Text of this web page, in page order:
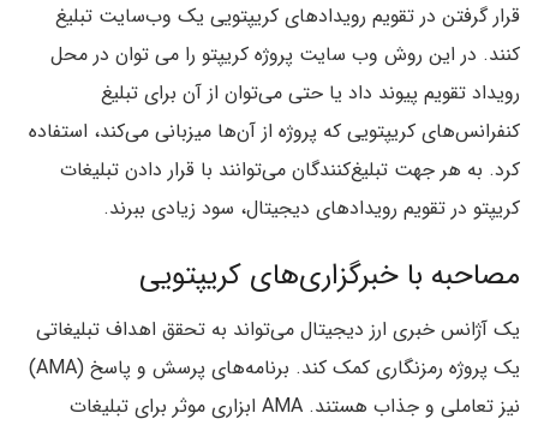
قرار گرفتن در تقویم رویدادهای کریپتویی یک وب‌سایت تبلیغ
کنند. در این روش وب سایت پروژه کریپتو را می توان در محل
رویداد تقویم پیوند داد یا حتی می‌توان از آن برای تبلیغ
کنفرانس‌های کریپتویی که پروژه از آن‌ها میزبانی می‌کند، استفاده
کرد. به هر جهت تبلیغ‌کنندگان می‌توانند با قرار دادن تبلیغات
کریپتو در تقویم رویدادهای دیجیتال، سود زیادی ببرند.
مصاحبه با خبرگزاری‌های کریپتویی
یک آژانس خبری ارز دیجیتال می‌تواند به تحقق اهداف تبلیغاتی
یک پروژه رمزنگاری کمک کند. برنامه‌های پرسش و پاسخ (AMA)
نیز تعاملی و جذاب هستند. AMA ابزاری موثر برای تبلیغات